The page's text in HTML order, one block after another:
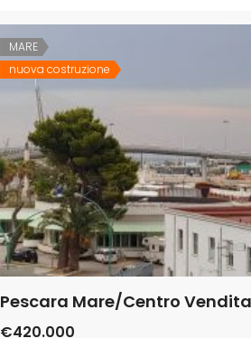
MARE
nuova costruzione
€420.000